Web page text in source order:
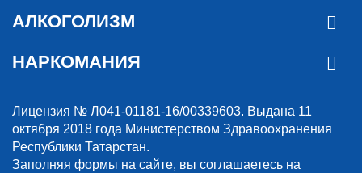
АЛКОГОЛИЗМ
НАРКОМАНИЯ
Лицензия № Л041-01181-16/00339603. Выдана 11
октября 2018 года Министерством Здравоохранения
Республики Татарстан.
Заполняя формы на сайте, вы соглашаетесь на